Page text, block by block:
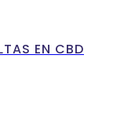
EN CBD